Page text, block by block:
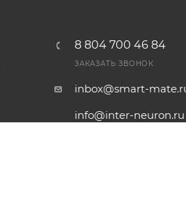
8 804 700 46 84
ЗАКАЗАТЬ ЗВОНОК
inbox@smart-
info@inter-neuron.ru